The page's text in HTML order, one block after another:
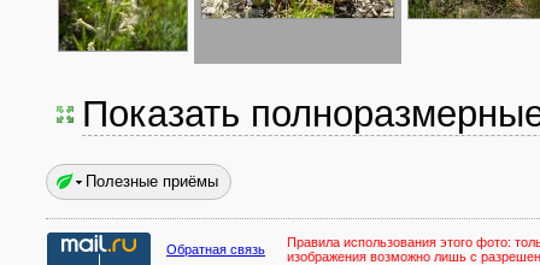
Показать
Полезные приёмы
Обратная связь Правила использования этого фото:
изображения возможно лишь с